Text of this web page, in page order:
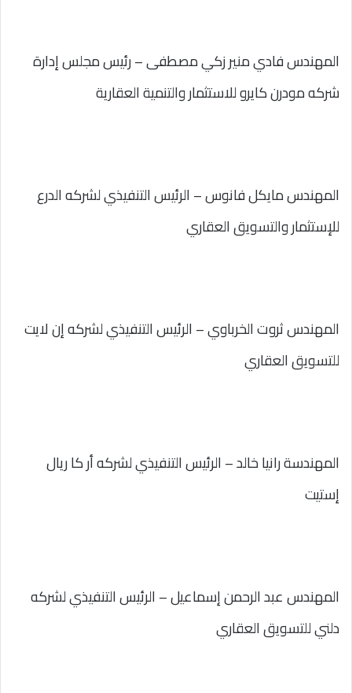
المهندس فادي منير زكي مصطفى – رئيس مجلس إدارة
شركه مودرن كايرو للاستثمار والتنمية العقارية
المهندس مايكل فانوس – الرئيس التنفيذي لشركه الدرع
للإستثمار والتسويق العقاري
المهندس ثروت الخرباوي – الرئيس التنفيذي لشركه إن لايت
للتسويق العقاري
المهندسة رانيا خالد – الرئيس التنفيذي لشركه أر كا ريال
إستيت
المهندس عبد الرحمن إسماعيل – الرئيس التنفيذي لشركه
دلني للتسويق العقاري